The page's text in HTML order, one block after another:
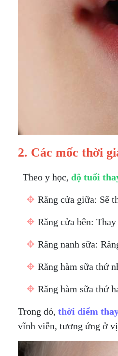
2. Các mốc thời
Theo y học, độ tuổi
✥ Răng cửa giữa: Sẽ
✥ Răng cửa bên:
✥ Răng nanh sữa:
✥ Răng hàm sữa thứ
✥ Răng hàm sữa thứ
Trong đó, thời điểm
vĩnh viễn, tương ứng ở